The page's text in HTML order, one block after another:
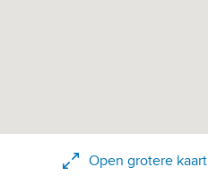
Open grotere kaart